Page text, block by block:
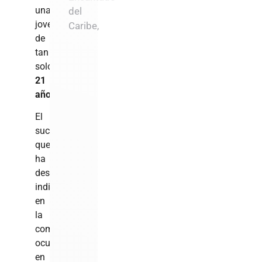
una
joven
de
tan
solo
21
años
El
suceso,
que
ha
despertado
indignación
en
la
comunidad,
ocurrió
en
del
Caribe,